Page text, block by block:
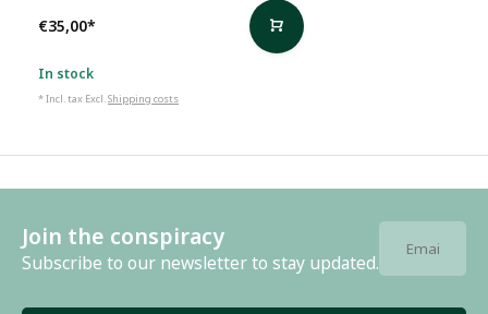
€35,00*
In stock
* Incl. tax Excl.Shipping costs
Join the conspiracy
Subscribe to our newsletter to stay updated.